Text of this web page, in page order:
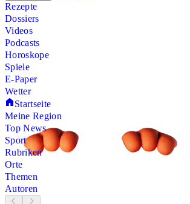
Rezepte
Dossiers
Videos
Podcasts
Horoskope
Spiele
E-Paper
Wetter
Startseite
Meine Region
Top News
Sport
Rubriken
Orte
Themen
Autoren